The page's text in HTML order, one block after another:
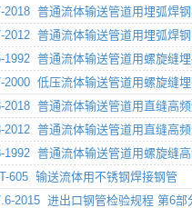
2018 普通流体输送管道用埋弧焊
2012 普通流体输送管道用埋弧焊
1992 普通流体输送管道用螺旋缝
2000 低压流体输送管道用螺旋缝
2018 普通流体输送管道用直缝高
2012 普通流体输送管道用直缝高
1992 普通流体输送管道用螺旋缝
605 输送流体用不锈钢焊接钢管
2015 进出口钢管检验规程 第6部